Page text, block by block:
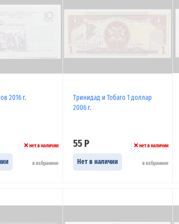
2016 г.
нет в наличии
в избранное
Тринидад и Тобаго 1 доллар
2006 г.
55 Р нет в наличии
Нет в наличии в избранное